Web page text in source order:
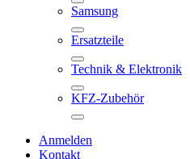
Samsung
Ersatzteile
Technik & Elektronik
KFZ-Zubehör
Anmelden
Kontakt